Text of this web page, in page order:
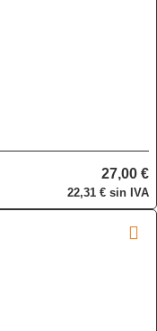
27,00 €
22,31 € sin IVA